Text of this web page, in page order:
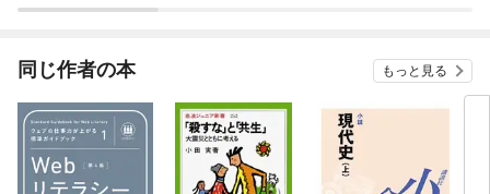
同じ作者の本 もっと見る